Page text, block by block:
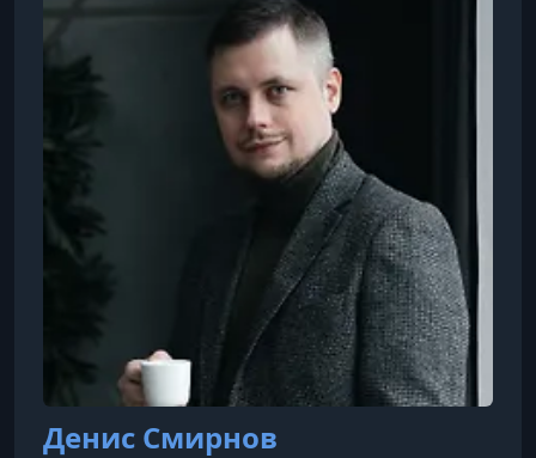
построение воронок и изучение целевой
аудитории. Наталья проводит тренинги,
мастер-классы и вебинары, существенно
повышая доход своих клиентов. Her
Денис Смирнов